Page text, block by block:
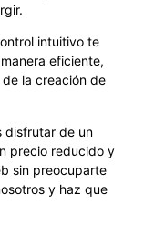
intuitivo te
eficiente,
la creación de
disfrutar de un
precio reducido y
sin preocuparte
y haz que